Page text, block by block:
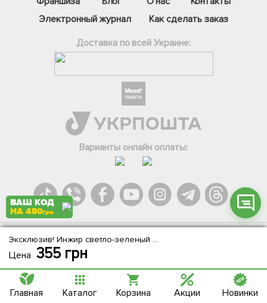
Эксклюзив! Инжир светло-зеленый "Белая Фига" (Figue White) (премиальный, двух урожайный, самоплодный сорт)
Цена 355грн
Электронный журнал
Как сделать заказ
Доставка по всей Украине:
Варианты онлайн оплаты:
Agromarket.Copyright © 2013-2026. Все права защищены
Інстаграм
Онлайн чат
ВАШ КОД
НА 450грн
Главная Каталог Корзина Акции Новинки